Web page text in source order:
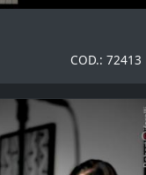
COD.: 72413